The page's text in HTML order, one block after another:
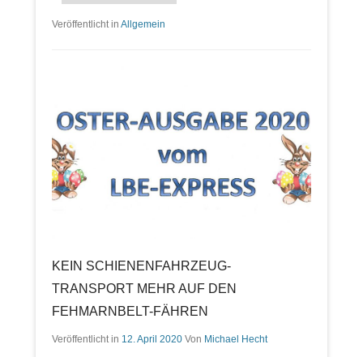
Veröffentlicht in Allgemein
KEIN SCHIENENFAHRZEUG-
TRANSPORT MEHR AUF DEN
FEHMARNBELT-FÄHREN
Veröffentlicht in 12. April 2020 Von Michael Hecht